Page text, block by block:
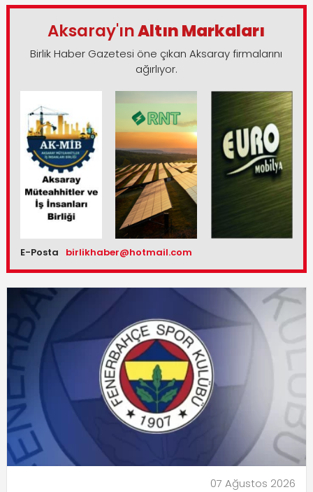
Aksaray'ınAltın Markaları
Birlik Haber Gazetesi öne çıkan Aksaray firmalarını
ağırlıyor.
E-Posta birlikhaber@hotmail.com
07 Ağustos 2026